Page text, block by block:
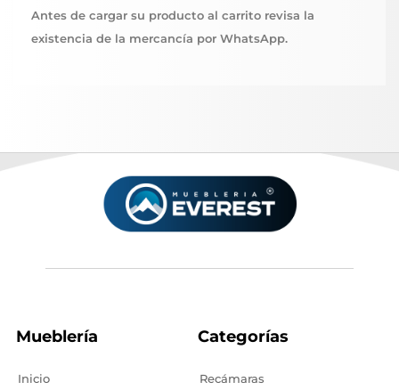
Antes de cargar su producto al carrito revisa la
existencia de la mercancía por WhatsApp.
Mueblería
Inicio
Categorías
Recámaras